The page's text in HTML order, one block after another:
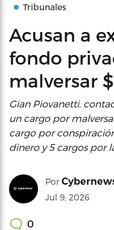
Tribunales
Acusan a
fondo
malversar
Gian Piovanetti,
un cargo por
cargo por
dinero y 5 cargos por
Por
Jul 9, 2026
0